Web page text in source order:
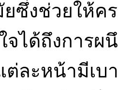
ยซึ่งช่วยให้
จได้ถึงการ
ละหน้ามีเบ